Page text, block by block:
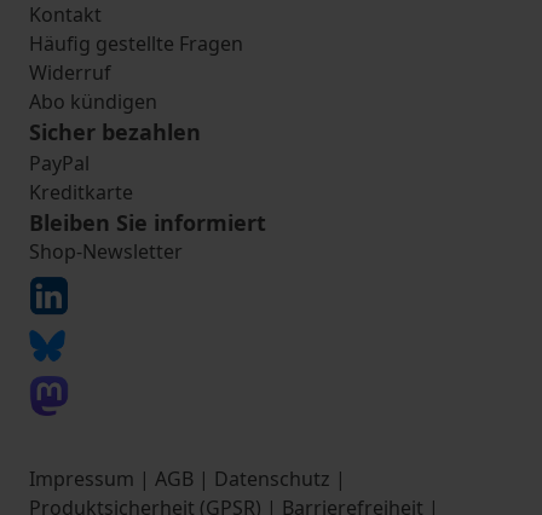
Kontakt
Häufig gestellte Fragen
Widerruf
Abo kündigen
Sicher bezahlen
PayPal
Kreditkarte
Bleiben Sie informiert
Shop-Newsletter
Impressum | AGB | Datenschutz |
Produktsicherheit (GPSR) | Barrierefreiheit |